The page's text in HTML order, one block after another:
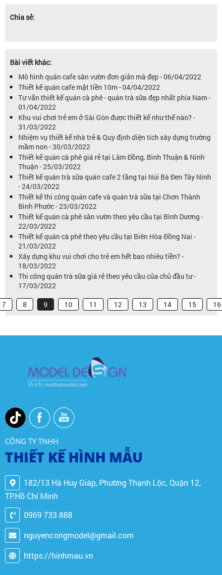
Chia sẻ:
Bài viết khác:
Mô hình quán cafe sân vườn đơn giản mà đẹp - 06/04/2022
Thiết kế quán cafe mặt tiền 10m - 04/04/2022
Tư vấn thiết kế quán cà phê - quán trà sữa đẹp nhất phía Nam -
01/04/2022
Khu vui chơi trẻ em ở Sài Gòn được thiết kế như thế nào? -
31/03/2022
Nhiệm vụ thiết kế nhà trẻ & Quy định diện tích xây dựng trường
mầm non - 30/03/2022
Thiết kế quán cà phê giá rẻ tại Lâm Đồng, Bình Thuận & Ninh
Thuận - 25/03/2022
Thiết kế quán trà sữa quán cafe 2 tầng tại Núi Bà Đen Tây Ninh
- 24/03/2022
Thiết kế thi công quán cafe và quán trà sữa tại Chơn Thành
Bình Phước - 23/03/2022
Thiết kế quán cà phê sân vườn theo yêu cầu tại Bình Dương -
22/03/2022
Thiết kế quán cà phê theo yêu cầu tại Biên Hòa Đồng Nai -
21/03/2022
Xây dựng khu vui chơi cho trẻ em hết bao nhiêu tiền? -
18/03/2022
Thi công quán trà sữa giá rẻ theo yêu cầu của chủ đầu tư -
17/03/2022
7 8 9 10 11 12 13 14 15 16
CÔNG TY TNHH
THIẾT KẾ HÌNH MẪU
182/13 Hà Huy Giáp, Phường Thạnh Lộc, Quận 12,
TP.Hồ Chí Minh
0969 733 888
nguyencongmodel@gmail.com
https://hinhmau.vn